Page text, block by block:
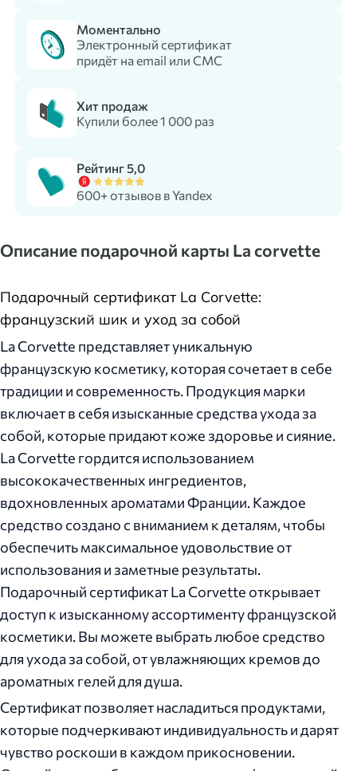
Моментально
Электронный сертификат
придёт на email или СМС
Хит продаж
Купили более 1 000 раз
Рейтинг 5,0
600+ отзывов в Yandex
Описание подарочной карты La corvette
Подарочный сертификат La Сorvette:
французский шик и уход за собой
La Сorvette представляет уникальную
французскую косметику, которая сочетает в себе
традиции и современность. Продукция марки
включает в себя изысканные средства ухода за
собой, которые придают коже здоровье и сияние.
La Сorvette гордится использованием
высококачественных ингредиентов,
вдохновленных ароматами Франции. Каждое
средство создано с вниманием к деталям, чтобы
обеспечить максимальное удовольствие от
использования и заметные результаты.
Подарочный сертификат La Сorvette открывает
доступ к изысканному ассортименту французской
косметики. Вы можете выбрать любое средство
для ухода за собой, от увлажняющих кремов до
ароматных гелей для душа.
Сертификат позволяет насладиться продуктами,
которые подчеркивают индивидуальность и дарят
чувство роскоши в каждом прикосновении.